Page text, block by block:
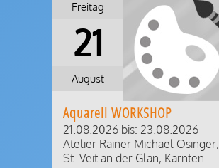
Freitag
21
August
Aquarell WORKSHOP
21.08.2026 bis: 23.08.2026
Atelier Rainer Michael Osinger,
St. Veit an der Glan, Kärnten